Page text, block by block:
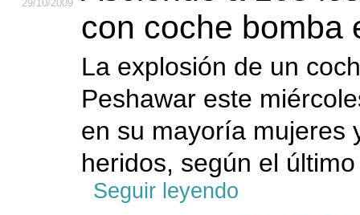
29/10/2009
con coche bomba
La explosión de un
Peshawar este
en su mayoría mujeres
heridos, según el
Seguir leyendo